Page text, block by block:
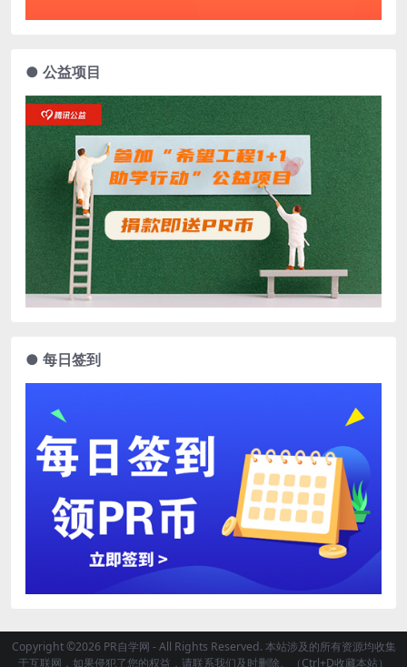
● 公益项目
● 每日签到
Copyright ©2026 PR自学网 - All Rights Reserved. 本站涉及的所有资源均收集
于互联网，如果侵犯了您的权益，请联系我们及时删除。（Ctrl+D收藏本站）